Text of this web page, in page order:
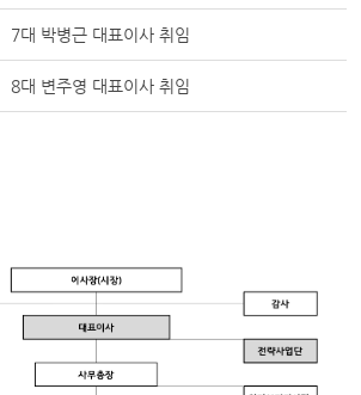
7대 박병근 대표이사 취임
8대 변주영 대표이사 취임